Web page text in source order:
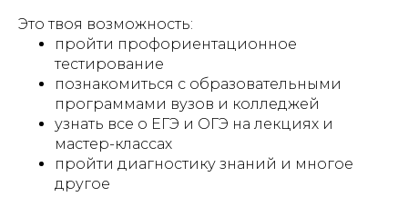
Это твоя возможность:
пройти профориентационное
тестирование
познакомиться с образовательными
программами вузов и колледжей
узнать все о ЕГЭ и ОГЭ на лекциях и
мастер-классах
пройти диагностику знаний и многое
другое